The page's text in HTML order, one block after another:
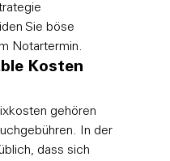
Sie böse
Notartermin.
Kosten
gehören
In der
dass sich